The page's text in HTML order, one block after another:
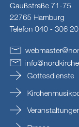
Gaußstraße 71-75
22765 Hamburg
Telefon 040 - 306
webmaster@
info@nordkirche
Gottesdienste